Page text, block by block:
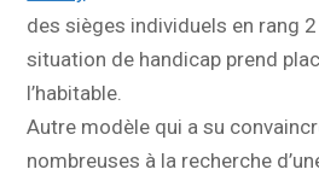
des sièges individuels en rang
situation de handicap prend
l’habitable.
Autre modèle qui a su
nombreuses à la recherche